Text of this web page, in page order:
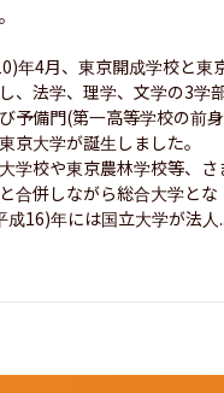
年4月、東京開成学校と東
、法学、理学、文学の3学
予備門(第一高等学校の前
京大学が誕生しました。
学校や東京農林学校等、さ
合併しながら総合大学とな
成16)年には国立大学が法人